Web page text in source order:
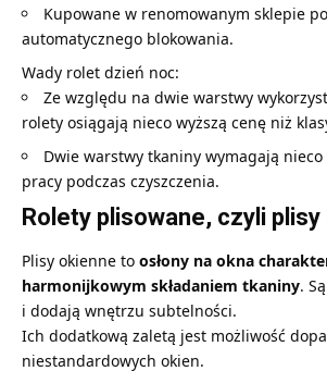
Kupowane w renomowanym sklepie
automatycznego blokowania.
Wady rolet dzień noc:
Ze względu na dwie warstwy
rolety osiągają nieco wyższą cenę niż
Dwie warstwy tkaniny wymagają nieco
pracy podczas czyszczenia.
Rolety plisowane, czyli
Plisy okienne to osłony na okna
harmonijkowym składaniem tkaniny.
i dodają wnętrzu subtelności.
Ich dodatkową zaletą jest możliwość
niestandardowych okien.